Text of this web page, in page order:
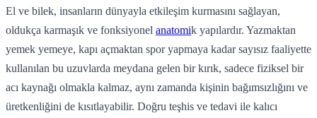
El ve bilek, insanların dünyayla etkileşim kurmasını sağlayan,
oldukça karmaşık ve fonksiyonel anatomik yapılardır. Yazmaktan
yemek yemeye, kapı açmaktan spor yapmaya kadar sayısız faaliyette
kullanılan bu uzuvlarda meydana gelen bir kırık, sadece fiziksel bir
acı kaynağı olmakla kalmaz, aynı zamanda kişinin bağımsızlığını ve
üretkenliğini de kısıtlayabilir. Doğru teşhis ve tedavi ile kalıcı